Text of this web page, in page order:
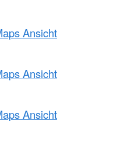
Ansicht
Ansicht
Ansicht